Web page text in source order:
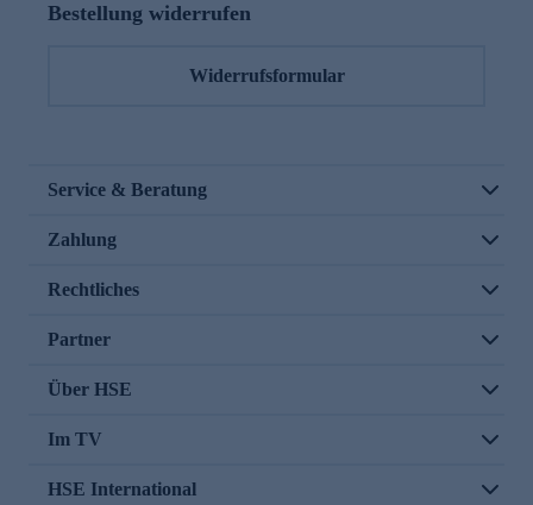
Bestellung widerrufen
Widerrufsformular
Service & Beratung
Zahlung
Rechtliches
Partner
Über HSE
Im TV
HSE International